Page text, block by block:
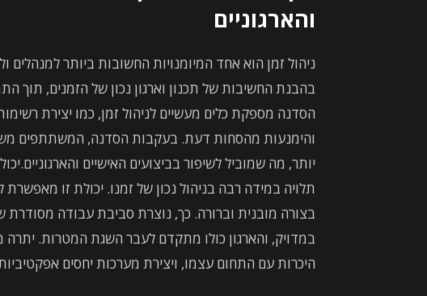
והארגוניים
ניהול זמן הוא אחד המיומנויות החשובות ביותר למנהלים
בהבנת החשיבות של תכנון וארגון נכון של הזמנים, תוך
הסדנה מספקת כלים מעשיים לניהול זמן, כמו יצירת
והימנעות מהסחות דעת. בעקבות הסדנה, המשתתפים
יותר, מה שמוביל לשיפור בביצועים האישיים
תלויה במידה רבה בניהול נכון של זמנו. יכולת זו
בצורה מובנית וברורה. כך, נוצרת סביבת עבודה מסודרת
במדויק, והארגון כולו מתקדם לעבר השגת המטרות.
היכרות עם התחום עצמו, ויצירת מערכות יחסים אפקטיביות